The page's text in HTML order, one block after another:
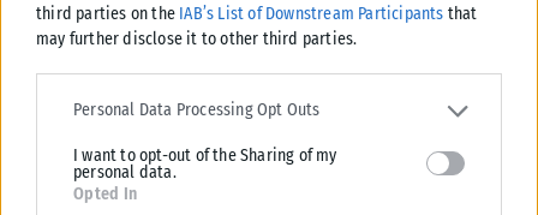
third parties on the IAB’s List of Downstream Participants that
may further disclose it to other third parties.
Please note that this website/app uses one or more Google
services and may gather and store information including but not
deny consent to Google and its third-party tags to use your data
for below specified purposes in below Google consent section.
Personal Data Processing Opt Outs
I want to opt-out of the Sharing of my
personal data.
Opted In
Στα τελευταία λεπτά, οι δύο ομάδες έψαξαν το νικητήριο
γκολ. Ο Κωνσταντέλιας έχασε τεράστια ευκαιρία στο 85’, ενώ
τον ΠΑΟΚ.
Στις καθυστερήσεις υπήρξαν έντονες διαμαρτυρίες των
φιλοξενούμενων για πιθανό πέναλτι σε φάση με τον